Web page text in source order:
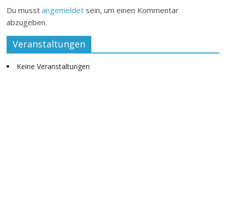
Du musstangemeldet sein, um einen Kommentar
abzugeben.
Veranstaltungen
Keine Veranstaltungen